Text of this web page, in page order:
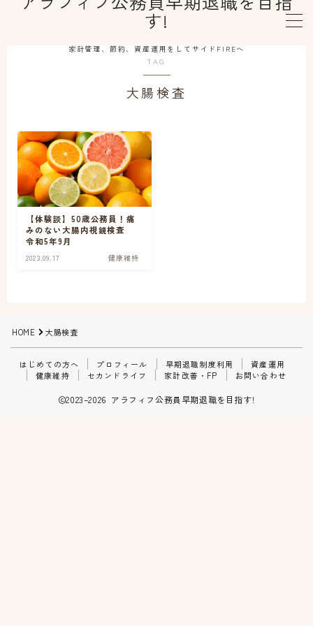
す!
家計管理、節約、資産運用をしてサイドFIREへ
プロフィール
早期退職制度利用
資産運用
健康維持
家計改善・FP
お問い合わせ
TAG
大腸検査
【体験談】50歳公務員！痛
みのない大腸内視鏡検査
令和5年9月
2023.09.17 健康維持
HOME 大腸検査
はじめての方へ プロフィール 早期退職制度利用
資産運用
健康維持
セカンドライフ 家計改善・FP お問い合わせ
2023–2026 アラフィフ公務員早期退職を目指す!